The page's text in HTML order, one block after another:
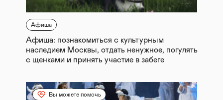
Афиша
Афиша: познакомиться с культурным
наследием Москвы, отдать ненужное, погулять
с щенками и принять участие в забеге
Вы можете помочь